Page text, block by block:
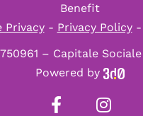
Benefit
Privacy- Privacy Policy-
– Capitale
Powered by